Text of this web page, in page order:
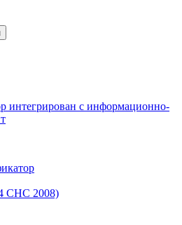
интегрирован с информационно-
СНС 2008)